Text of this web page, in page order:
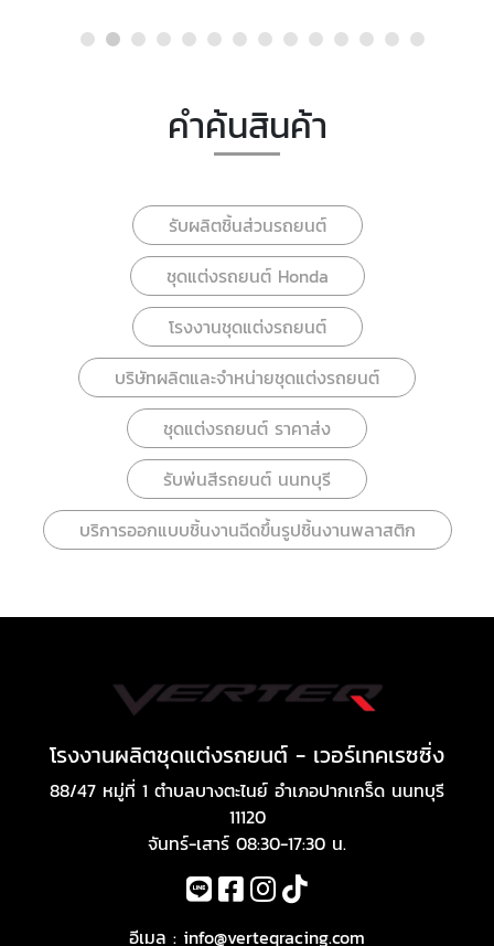
คำค้นสินค้า
รับผลิตชิ้นส่วนรถยนต์
ชุดแต่งรถยนต์ Honda
โรงงานชุดแต่งรถยนต์
บริษัทผลิตและจำหน่ายชุดแต่งรถยนต์
ชุดแต่งรถยนต์ ราคาส่ง
รับพ่นสีรถยนต์ นนทบุรี
บริการออกแบบชิ้นงานฉีดขึ้นรูปชิ้นงานพลาสติก
โรงงานผลิตชุดแต่งรถยนต์ - เวอร์เทคเรซซิ่ง
88/47 หมู่ที่ 1 ตำบลบางตะไนย์ อำเภอปากเกร็ด นนทบุรี
11120
จันทร์-เสาร์ 08:30-17:30 น.
อีเมล : info@verteqracing.com